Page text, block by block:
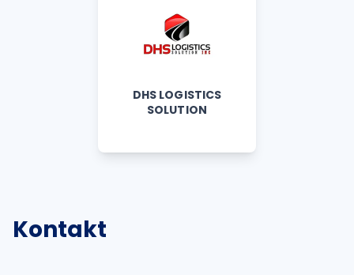
DHS LOGISTICS
SOLUTION
Kontakt